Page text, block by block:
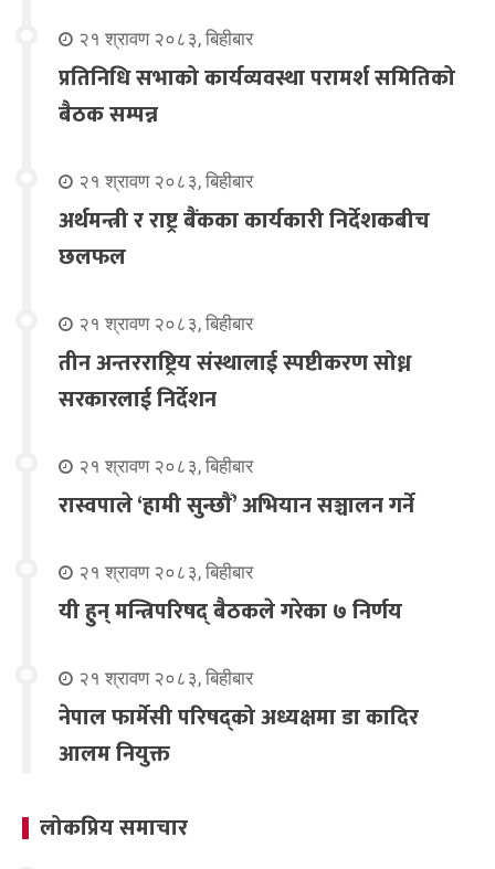
२१ श्रावण २०८३, बिहीबार
प्रतिनिधि सभाको कार्यव्यवस्था परामर्श समितिको
बैठक सम्पन्न
२१ श्रावण २०८३, बिहीबार
अर्थमन्त्री र राष्ट्र बैंकका कार्यकारी निर्देशकबीच
छलफल
२१ श्रावण २०८३, बिहीबार
तीन अन्तरराष्ट्रिय संस्थालाई स्पष्टीकरण सोध्न
सरकारलाई निर्देशन
२१ श्रावण २०८३, बिहीबार
रास्वपाले ‘हामी सुन्छौँ’ अभियान सञ्चालन गर्ने
२१ श्रावण २०८३, बिहीबार
यी हुन् मन्त्रिपरिषद् बैठकले गरेका ७ निर्णय
२१ श्रावण २०८३, बिहीबार
नेपाल फार्मेसी परिषद्को अध्यक्षमा डा कादिर
आलम नियुक्त
लोकप्रिय समाचार